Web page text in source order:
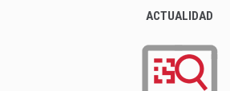
ACTUALIDAD